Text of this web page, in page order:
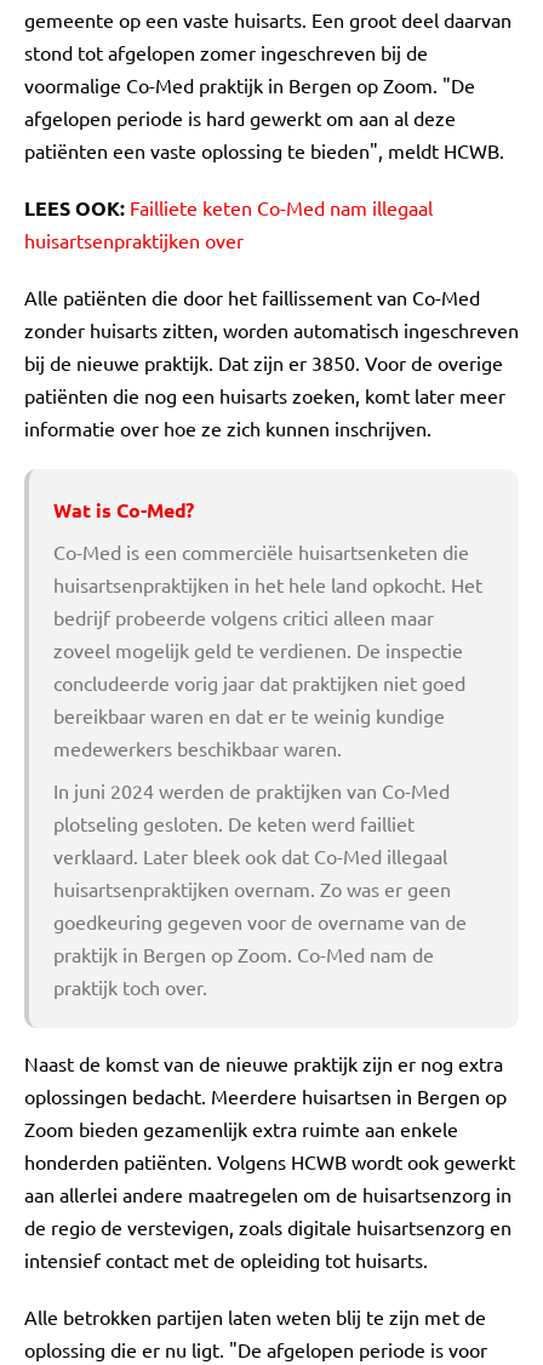
gemeente op een vaste huisarts. Een groot deel daarvan
stond tot afgelopen zomer ingeschreven bij de
voormalige Co-Med praktijk in Bergen op Zoom. "De
afgelopen periode is hard gewerkt om aan al deze
patiënten een vaste oplossing te bieden", meldt HCWB.
LEES OOK: Failliete keten Co-Med nam illegaal
huisartsenpraktijken over
Alle patiënten die door het faillissement van Co-Med
zonder huisarts zitten, worden automatisch ingeschreven
bij de nieuwe praktijk. Dat zijn er 3850. Voor de overige
patiënten die nog een huisarts zoeken, komt later meer
informatie over hoe ze zich kunnen inschrijven.
Wat is Co-Med?
Co-Med is een commerciële huisartsenketen die
huisartsenpraktijken in het hele land opkocht. Het
bedrijf probeerde volgens critici alleen maar
zoveel mogelijk geld te verdienen. De inspectie
concludeerde vorig jaar dat praktijken niet goed
bereikbaar waren en dat er te weinig kundige
medewerkers beschikbaar waren.
In juni 2024 werden de praktijken van Co-Med
plotseling gesloten. De keten werd failliet
verklaard. Later bleek ook dat Co-Med illegaal
huisartsenpraktijken overnam. Zo was er geen
goedkeuring gegeven voor de overname van de
praktijk in Bergen op Zoom. Co-Med nam de
praktijk toch over.
Naast de komst van de nieuwe praktijk zijn er nog extra
oplossingen bedacht. Meerdere huisartsen in Bergen op
Zoom bieden gezamenlijk extra ruimte aan enkele
honderden patiënten. Volgens HCWB wordt ook gewerkt
aan allerlei andere maatregelen om de huisartsenzorg in
de regio de verstevigen, zoals digitale huisartsenzorg en
intensief contact met de opleiding tot huisarts.
Alle betrokken partijen laten weten blij te zijn met de
oplossing die er nu ligt. "De afgelopen periode is voor